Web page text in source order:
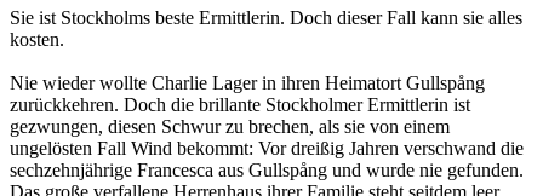
Sie ist Stockholms beste Ermittlerin. Doch dieser Fall kann sie alles
kosten.
Nie wieder wollte Charlie Lager in ihren Heimatort Gullspång
zurückkehren. Doch die brillante Stockholmer Ermittlerin ist
gezwungen, diesen Schwur zu brechen, als sie von einem
ungelösten Fall Wind bekommt: Vor dreißig Jahren verschwand die
sechzehnjährige Francesca aus Gullspång und wurde nie gefunden.
Das große verfallene Herrenhaus ihrer Familie steht seitdem leer.